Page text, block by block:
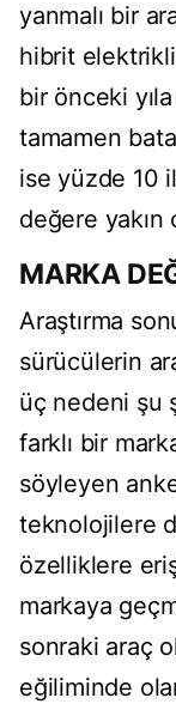
yanmalı bir
hibrit
bir önceki
tamamen
ise yüzde 10
değere yakın
MARKA
Araştırma
sürücülerin
üç nedeni şu
farklı bir
söyleyen
teknolojilere
özelliklere
markaya
sonraki araç
eğiliminde